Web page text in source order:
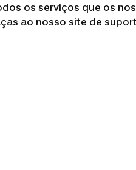
os serviços que os
ao nosso site de